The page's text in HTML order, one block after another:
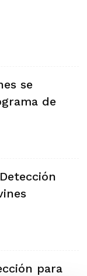
se
de
para